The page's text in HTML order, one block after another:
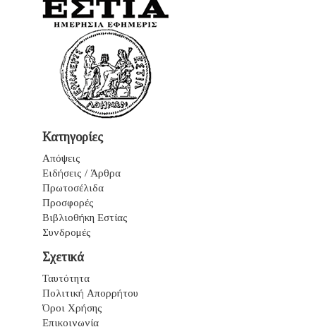
Κατηγορίες
Απόψεις
Ειδήσεις / Άρθρα
Πρωτοσέλιδα
Προσφορές
Βιβλιοθήκη Εστίας
Συνδρομές
Σχετικά
Ταυτότητα
Πολιτική Απορρήτου
Όροι Χρήσης
Επικοινωνία